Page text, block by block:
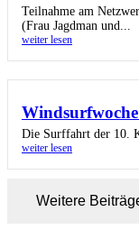
Teilnahme am
(Frau Jagdman und...
weiter lesen
Die Surffahrt der 10.
weiter lesen
Weitere